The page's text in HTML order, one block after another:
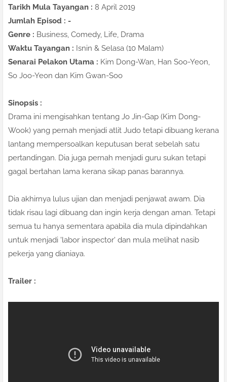
Tarikh Mula Tayangan : 8 April 2019
Jumlah Episod : -
Genre : Business, Comedy, Life, Drama
Waktu Tayangan : Isnin & Selasa (10 Malam)
Senarai Pelakon Utama : Kim Dong-Wan, Han Soo-Yeon,
So Joo-Yeon dan Kim Gwan-Soo
Sinopsis :
Drama ini mengisahkan tentang Jo Jin-Gap (Kim Dong-
Wook) yang pernah menjadi atlit Judo tetapi dibuang kerana
lantang mempersoalkan keputusan berat sebelah satu
pertandingan. Dia juga pernah menjadi guru sukan tetapi
gagal bertahan lama kerana sikap panas barannya.
Dia akhirnya lulus ujian dan menjadi penjawat awam. Dia
tidak risau lagi dibuang dan ingin kerja dengan aman. Tetapi
semua tu hanya sementara apabila dia mula dipindahkan
untuk menjadi 'labor inspector' dan mula melihat nasib
pekerja yang dianiaya.
Trailer :